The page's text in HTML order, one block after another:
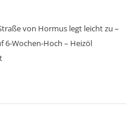
von Hormus legt leicht zu –
6-Wochen-Hoch – Heizöl